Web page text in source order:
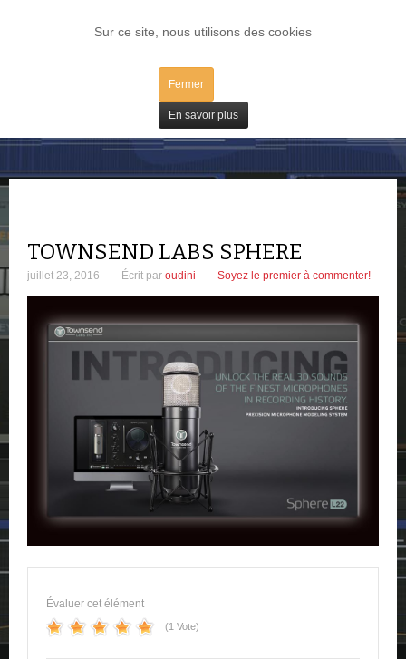
Sur ce site, nous utilisons des cookies
Fermer
En savoir plus
LOG IN
TOWNSEND LABS SPHERE
juillet 23, 2016 Écrit par oudini Soyez le premier à commenter!
Évaluer cet élément
(1 Vote)